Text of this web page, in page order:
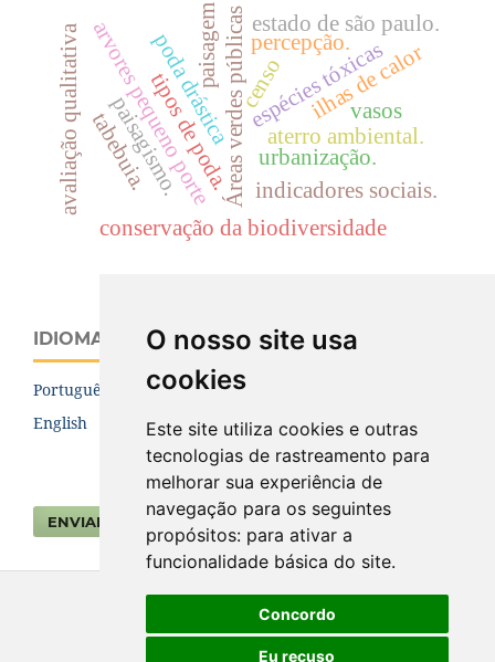
O nosso site usa
cookies
Este site utiliza cookies e outras
tecnologias de rastreamento para
melhorar sua experiência de
navegação para os seguintes
propósitos: para ativar a
funcionalidade básica do site.
Concordo
Eu recuso
Áreas verdes públicasespécies tóxicas
conservação da biodiversidade
estado de são paulo.
arvores pequeno porte
avaliação qualitativa tipos de poda.
paisagismo. aterro ambiental.
censo
urbanização.
poda drástica ilhas de calor
percepção.
indicadores sociais.
vasos
tabebuia.
paisagem
IDIOMA
Português (Brasil)
English
ENVIAR SUBMISSÃO